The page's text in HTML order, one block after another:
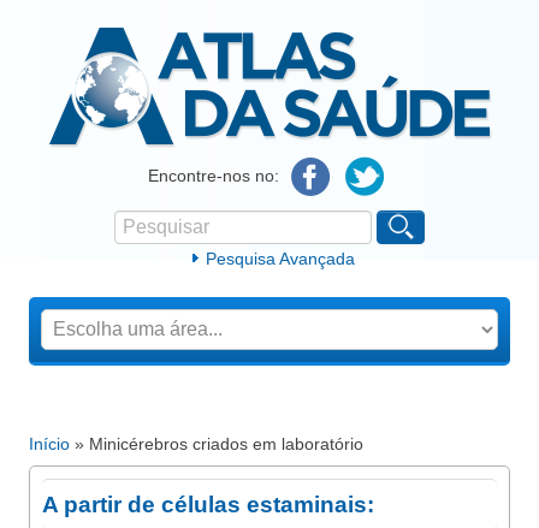
Atlas da SaúdeEncontre-nos no:
Formulário de procura
Pesquisar
Pesquisa Avançada
Está aqui
Início » Minicérebros criados em laboratório
A partir de células estaminais: